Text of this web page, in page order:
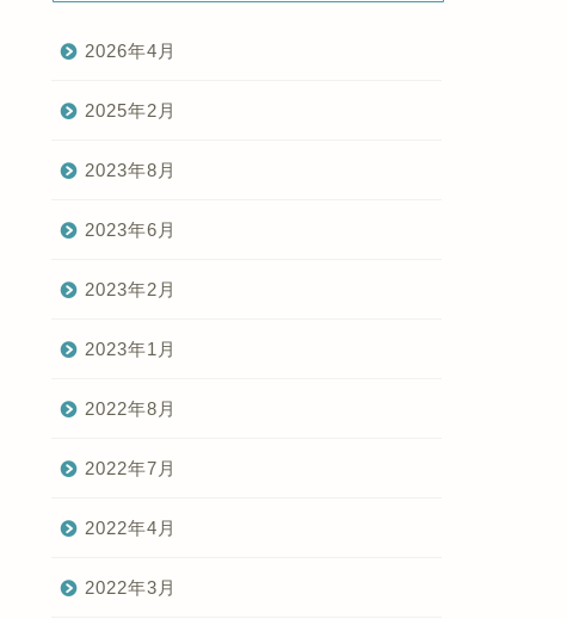
2026年4月
2025年2月
2023年8月
2023年6月
2023年2月
2023年1月
2022年8月
2022年7月
2022年4月
2022年3月